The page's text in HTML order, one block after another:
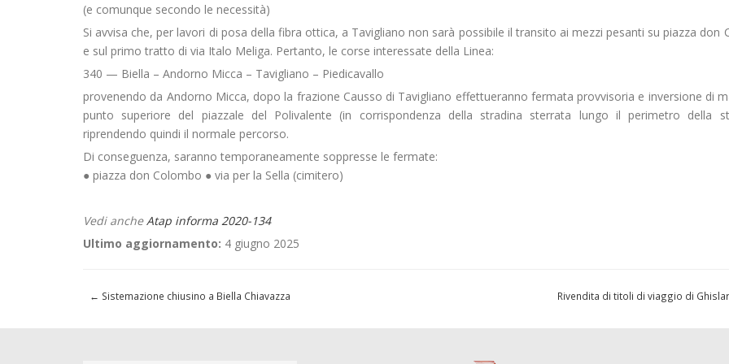
(e comunque secondo le necessità)
Si avvisa che, per lavori di posa della fibra ottica, a Tavigliano non sarà possibile il transito ai mezzi pesanti su piazza don
e sul primo tratto di via Italo Meliga. Pertanto, le corse interessate della Linea:
340 — Biella – Andorno Micca – Tavigliano – Piedicavallo
provenendo da Andorno Micca, dopo la frazione Causso di Tavigliano effettueranno fermata provvisoria e inversione di
punto superiore del piazzale del Polivalente (in corrispondenza della stradina sterrata lungo il perimetro della
riprendendo quindi il normale percorso.
Di conseguenza, saranno temporaneamente soppresse le fermate:
● piazza don Colombo ● via per la Sella (cimitero)
Vedi ancheAtap informa 2020-134
Ultimo aggiornamento: 4 giugno 2025
← Sistemazione chiusino a Biella Chiavazza Rivendita di titoli di viaggio di